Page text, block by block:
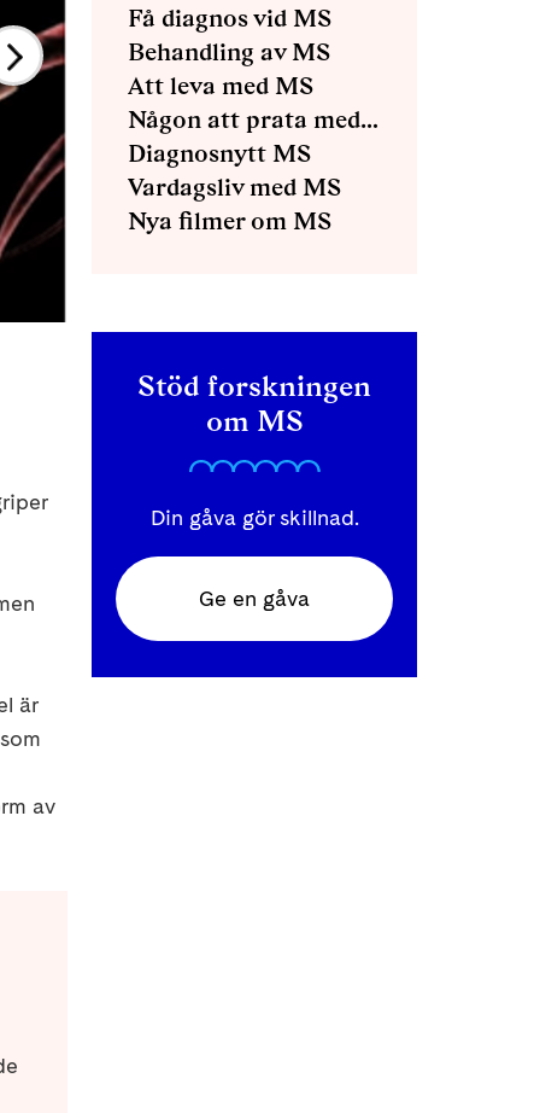
är
av
Få diagnos vid MS
Behandling av MS
Att leva med MS
Någon att prata med - diagnosstöd MS
Diagnosnytt MS
Vardagsliv med MS
Nya filmer om MS
Stöd forskningen
om MS
Din gåva gör skillnad.
Ge en gåva